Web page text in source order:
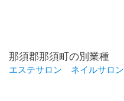
那須郡那須町の別業種
エステサロン ネイルサロン